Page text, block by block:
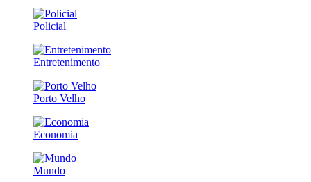
Policial
Entretenimento
Porto Velho
Economia
Mundo